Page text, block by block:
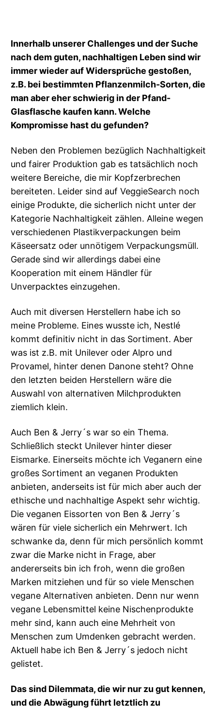
Innerhalb unserer Challenges und der Suche
nach dem guten, nachhaltigen Leben sind wir
immer wieder auf Widersprüche gestoßen,
z.B. bei bestimmten Pflanzenmilch-Sorten, die
man aber eher schwierig in der Pfand-
Glasflasche kaufen kann. Welche
Kompromisse hast du gefunden?
Neben den Problemen bezüglich Nachhaltigkeit
und fairer Produktion gab es tatsächlich noch
weitere Bereiche, die mir Kopfzerbrechen
bereiteten. Leider sind auf VeggieSearch noch
einige Produkte, die sicherlich nicht unter der
Kategorie Nachhaltigkeit zählen. Alleine wegen
verschiedenen Plastikverpackungen beim
Käseersatz oder unnötigem Verpackungsmüll.
Gerade sind wir allerdings dabei eine
Kooperation mit einem Händler für
Unverpacktes einzugehen.
Auch mit diversen Herstellern habe ich so
meine Probleme. Eines wusste ich, Nestlé
kommt definitiv nicht in das Sortiment. Aber
was ist z.B. mit Unilever oder Alpro und
Provamel, hinter denen Danone steht? Ohne
den letzten beiden Herstellern wäre die
Auswahl von alternativen Milchprodukten
ziemlich klein.
Auch Ben & Jerry´s war so ein Thema.
Schließlich steckt Unilever hinter dieser
Eismarke. Einerseits möchte ich Veganern eine
großes Sortiment an veganen Produkten
anbieten, anderseits ist für mich aber auch der
ethische und nachhaltige Aspekt sehr wichtig.
Die veganen Eissorten von Ben & Jerry´s
wären für viele sicherlich ein Mehrwert. Ich
schwanke da, denn für mich persönlich kommt
zwar die Marke nicht in Frage, aber
andererseits bin ich froh, wenn die großen
Marken mitziehen und für so viele Menschen
vegane Alternativen anbieten. Denn nur wenn
vegane Lebensmittel keine Nischenprodukte
mehr sind, kann auch eine Mehrheit von
Menschen zum Umdenken gebracht werden.
Aktuell habe ich Ben & Jerry´s jedoch nicht
gelistet.
Das sind Dilemmata, die wir nur zu gut kennen,
und die Abwägung führt letztlich zu